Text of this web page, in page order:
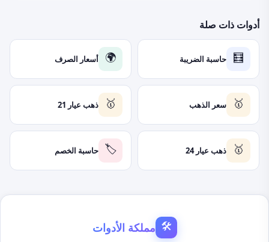
أدوات ذات صلة
🧮 حاسبة الضريبة 🌍 أسعار الصرف
🥇 سعر الذهب 🥇 ذهب عيار 21
🥇 ذهب عيار 24 🏷️ حاسبة الخصم
🛠 مملكة الأدوات